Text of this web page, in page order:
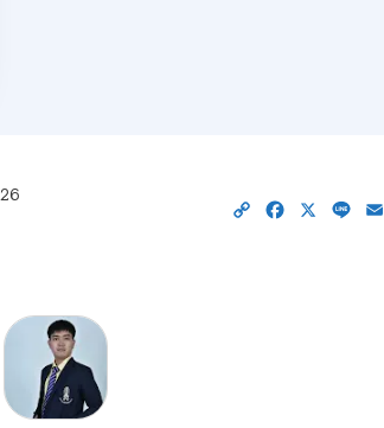
Copy Facebook
X Line